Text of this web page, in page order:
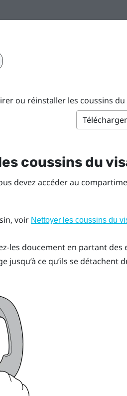
ou réinstaller les coussins du
coussins du
devez accéder au
voir Nettoyer les coussins du
les doucement en partant des
jusqu’à ce qu’ils se détachent